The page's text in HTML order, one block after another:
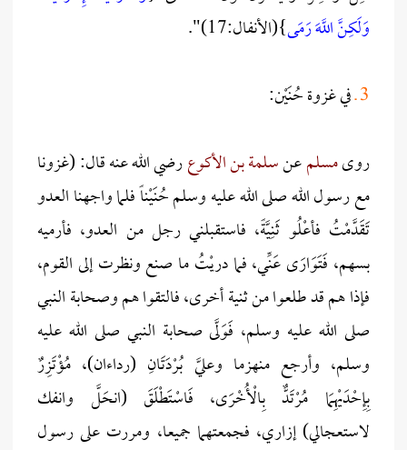
وَلَكِنَّ اللَّهَ رَمَى}(الأنفال:17)".
3ـفي غزوة حُنَيْن:
روىمسلمعنسلمة بن الأكوعرضي الله عنه قال: (غزونا
مع رسول الله صلى الله عليه وسلم حُنَيْناً فلما واجهنا العدو
تَقَدَّمْتُ فأعْلُو ثَنِيَّةً، فاستقبلني رجل من العدو، فأرميه
بسهم، فَتَوَارَى عَنِّي، فما دريْتُ ما صنع ونظرت إلى القوم،
فإذا هم قد طلعوا من ثنية أخرى، فالتقوا هم وصحابة النبي
صلى الله عليه وسلم، فَوَلَّى صحابة النبي صلى الله عليه
وسلم، وأرجع منهزما وعليَّ بُرْدَتَانِ (رداءان)، مُؤْتَزِرٌ
بِإِحْدَيْهِمَا مُرْتَدٌّ بِالْأُخْرَى، فَاسْتَطْلَقَ (انحَلَّ وانفك
لاستعجالي) إزاري، فجمعتهما جميعا، ومررت على رسول